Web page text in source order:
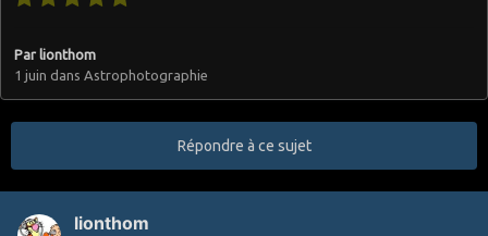
Par lionthom
1 juin dans Astrophotographie
Répondre à ce sujet
lionthom